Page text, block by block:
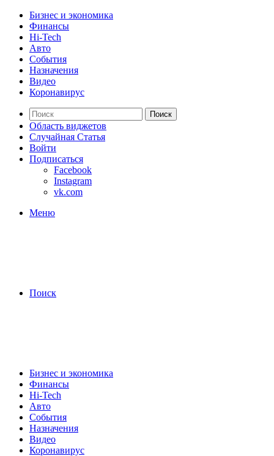
Бизнес и экономика
Финансы
Hi-Tech
Авто
События
Назначения
Видео
Коронавирус
Поиск
Область виджетов
Случайная Статья
Войти
Подписаться
Facebook
Instagram
vk.com
Меню
Поиск
Бизнес и экономика
Финансы
Hi-Tech
Авто
События
Назначения
Видео
Коронавирус